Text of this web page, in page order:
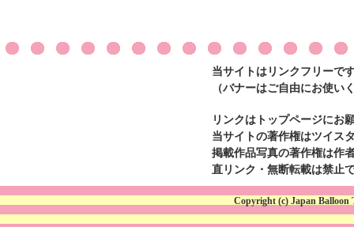
当サイトはリンクフリーで
（バナーはご自由にお使い
リンクはトップページに
当サイトの著作権はツイス
掲載作品写真の著作権は作
直リンク・無断転載は禁止
Copyright (c) Japan Balloon